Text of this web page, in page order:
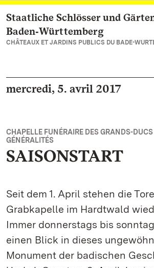
Vers la page d’accueil
Staatliche Schlösser und
Baden‑Württemberg
CHÂTEAUX ET JARDINS PUBLICS DU BADE-
mercredi, 5. avril 2017
CHAPELLE FUNÉRAIRE DES GRANDS-DUCS
GÉNÉRALITÉS
SAISONSTART
Seit dem 1. April stehen die
Grabkapelle im Hardtwald
Immer donnerstags bis
einen Blick in dieses
Monument der badischen